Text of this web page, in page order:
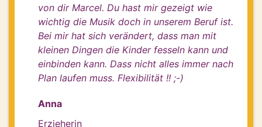
von dir Marcel. Du hast mir gezeigt wie
wichtig die Musik doch in unserem Beruf ist.
Bei mir hat sich verändert, dass man mit
kleinen Dingen die Kinder fesseln kann und
einbinden kann. Dass nicht alles immer nach
Plan laufen muss. Flexibilität !! ;-)
Anna
Erzieherin